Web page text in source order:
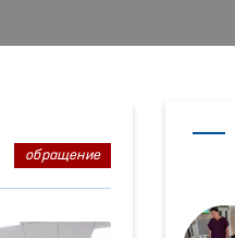
обращение